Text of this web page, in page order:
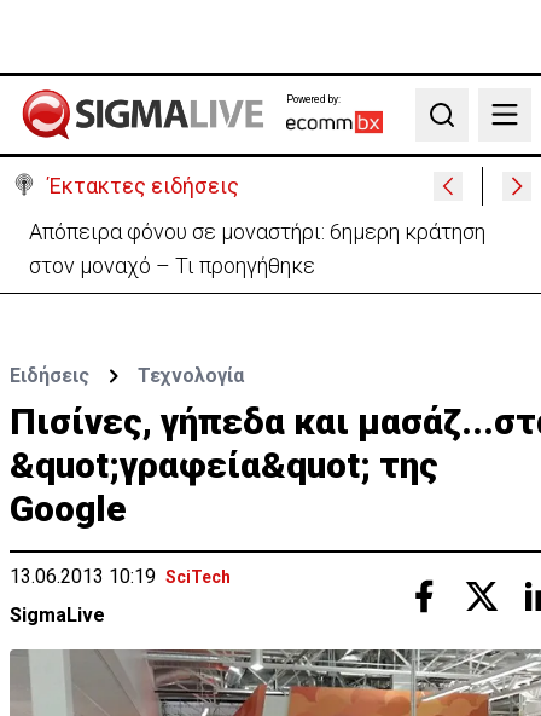
Powered by:
Search
Έκτακτες ειδήσεις
Καμίνι η Κύπρος – Σε ισχύ η κίτρινη προειδοποίηση
Πισίνες, γήπεδα και
&quot;γραφεία&quot; της
Google
SigmaLive